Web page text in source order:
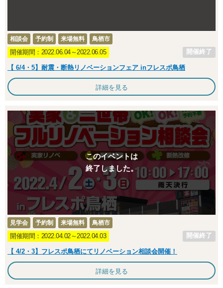
相談会 予約制 来場無料 鳥栖市
開催期間：2022.06.04～2022.06.05 開催終了
【 6/4・5】耐震・断熱リノベーションフェア inフレスポ鳥栖
詳細を見る
このイベントは
終了しました。
見学会 予約制 来場無料 鳥栖市
開催期間：2022.04.02～2022.04.03 開催終了
【 4/2・3】フレスポ鳥栖にてリノベーション相談会開催！
詳細を見る